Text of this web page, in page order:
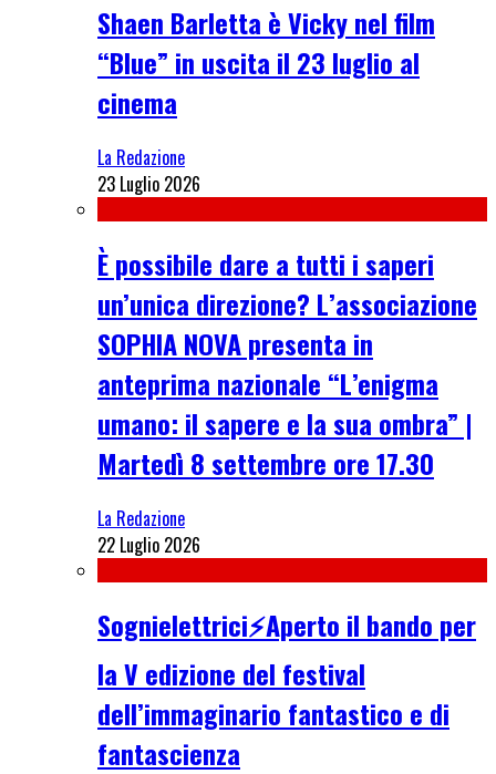
Shaen Barletta è Vicky nel film
“Blue” in uscita il 23 luglio al
cinema
La Redazione
23 Luglio 2026
È possibile dare a tutti i saperi
un’unica direzione? L’associazione
SOPHIA NOVA presenta in
anteprima nazionale “L’enigma
umano: il sapere e la sua ombra” |
Martedì 8 settembre ore 17.30
La Redazione
22 Luglio 2026
Sognielettrici⚡Aperto il bando per
la V edizione del festival
dell’immaginario fantastico e di
fantascienza